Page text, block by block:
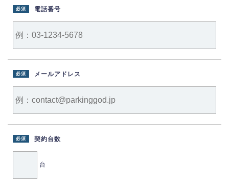
電話番号
必須
メールアドレス
必須
契約台数
必須
台